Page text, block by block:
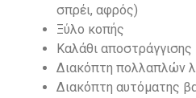
σπρέι, αφρός)
Ξύλο κοπής
Καλάθι αποστράγγισης
Διακόπτη πολλαπλών
Διακόπτη αυτόματης